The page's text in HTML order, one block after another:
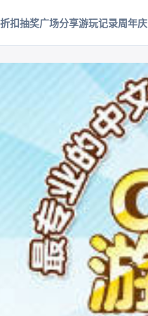
扣抽奖广场分享游玩记录周年庆